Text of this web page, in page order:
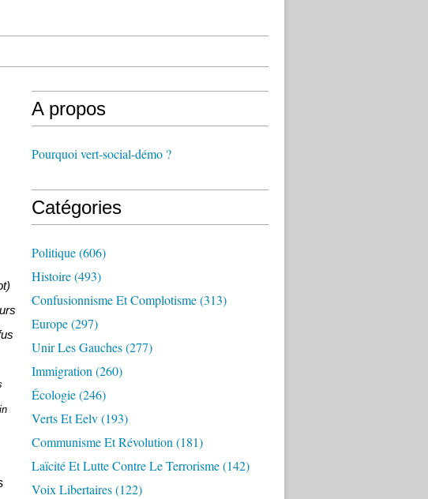
A propos
Pourquoi vert-social-démo ?
Catégories
Politique(606)
Histoire(493)
Confusionnisme Et Complotisme(313)
Europe(297)
Unir Les Gauches(277)
Immigration (260)
Écologie(246)
Verts Et Eelv(193)
Communisme Et Révolution (181)
Laïcité Et Lutte Contre Le Terrorisme(142)
Voix Libertaires(122)